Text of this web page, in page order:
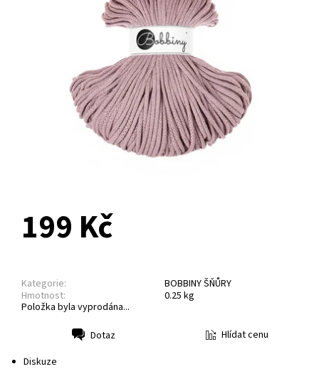
199 Kč
Kategorie:
BOBBINY ŠŇŮRY
Hmotnost:
0.25 kg
Položka byla vyprodána...
Dotaz
Hlídat cenu
Diskuze